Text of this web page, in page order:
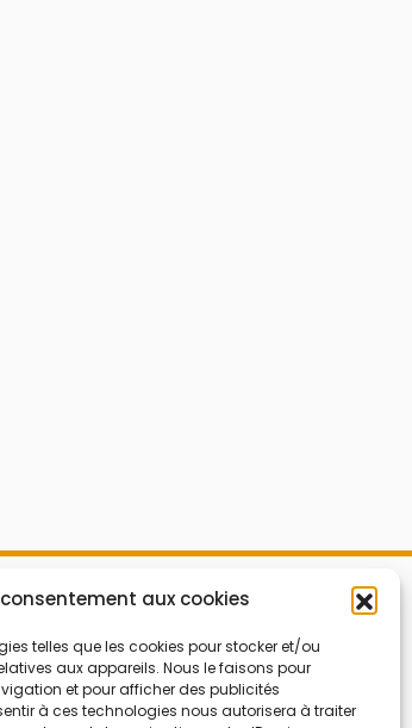
aux cookies
telles que les cookies pour stocker et/ou
aux appareils. Nous le faisons pour
et pour afficher des publicités
à ces technologies nous autorisera à traiter
Bonnes affaires
Code réduction
Bons plans
Soldes